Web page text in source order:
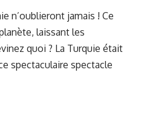
n’oublieront jamais ! Ce
laissant les
quoi ? La Turquie était
spectaculaire spectacle